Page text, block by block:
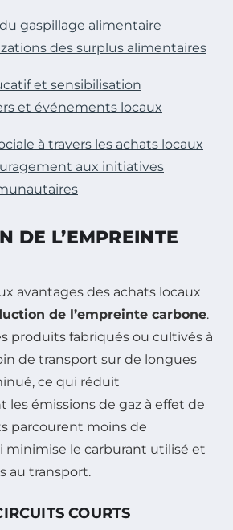
gaspillage alimentaire
des surplus alimentaires
et sensibilisation
et événements locaux
à travers les achats locaux
aux initiatives
DE L’EMPREINTE
avantages des achats locaux
de l’empreinte carbone.
produits fabriqués ou cultivés à
de transport sur de longues
ce qui réduit
les émissions de gaz à effet de
parcourent moins de
minimise le carburant utilisé et
au transport.
COURTS